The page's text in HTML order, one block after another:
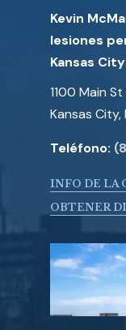
Kevin
lesiones
Kansas City
1100 Main
Kansas
Teléfono:
INFO DE LA
OBTENER